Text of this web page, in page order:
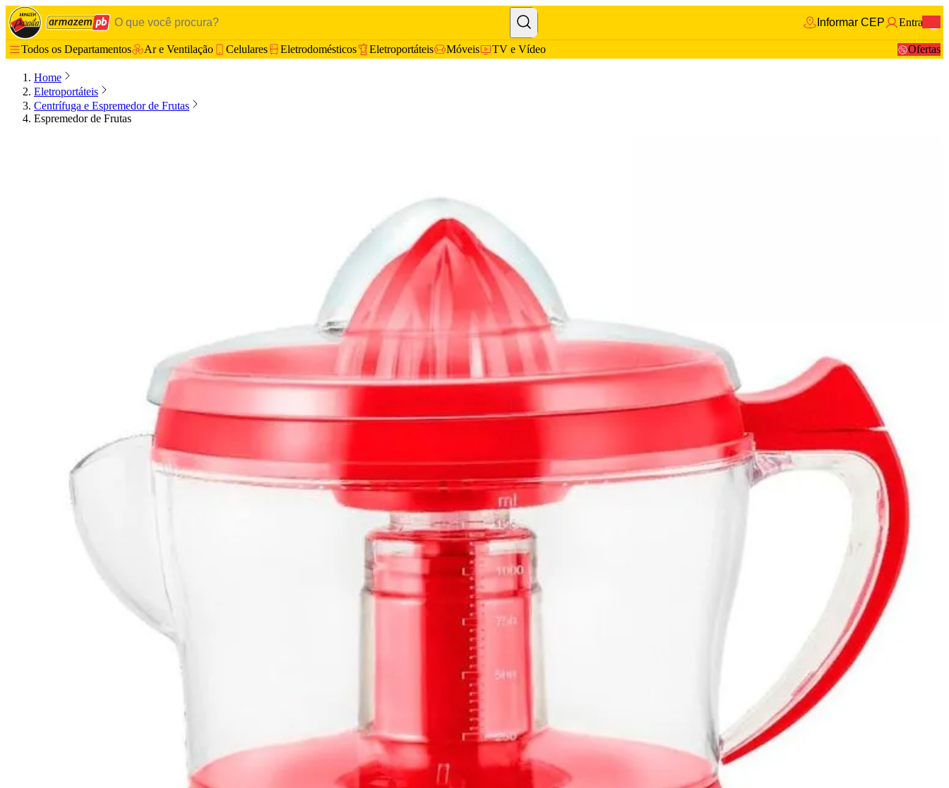
Informar CEP Entrar
Todos os Departamentos Ar e Ventilação Celulares Eletrodomésticos Eletroportáteis Móveis TV e Vídeo Ofertas
Home
Eletroportáteis
Centrífuga e Espremedor de Frutas
Espremedor de Frutas